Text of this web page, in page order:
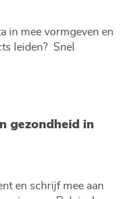
in mee vormgeven en
leiden? Snel
gezondheid in
en schrijf mee aan